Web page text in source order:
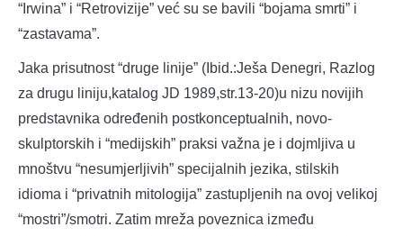
“Irwina” i “Retrovizije” već su se bavili “bojama smrti” i
“zastavama”.
Jaka prisutnost “druge linije” (Ibid.:Ješa Denegri, Razlog
za drugu liniju,katalog JD 1989,str.13-20)u nizu novijih
predstavnika određenih postkonceptualnih, novo-
skulptorskih i “medijskih” praksi važna je i dojmljiva u
mnoštvu “nesumjerljivih” specijalnih jezika, stilskih
idioma i “privatnih mitologija” zastupljenih na ovoj velikoj
“mostri”/smotri. Zatim mreža poveznica između